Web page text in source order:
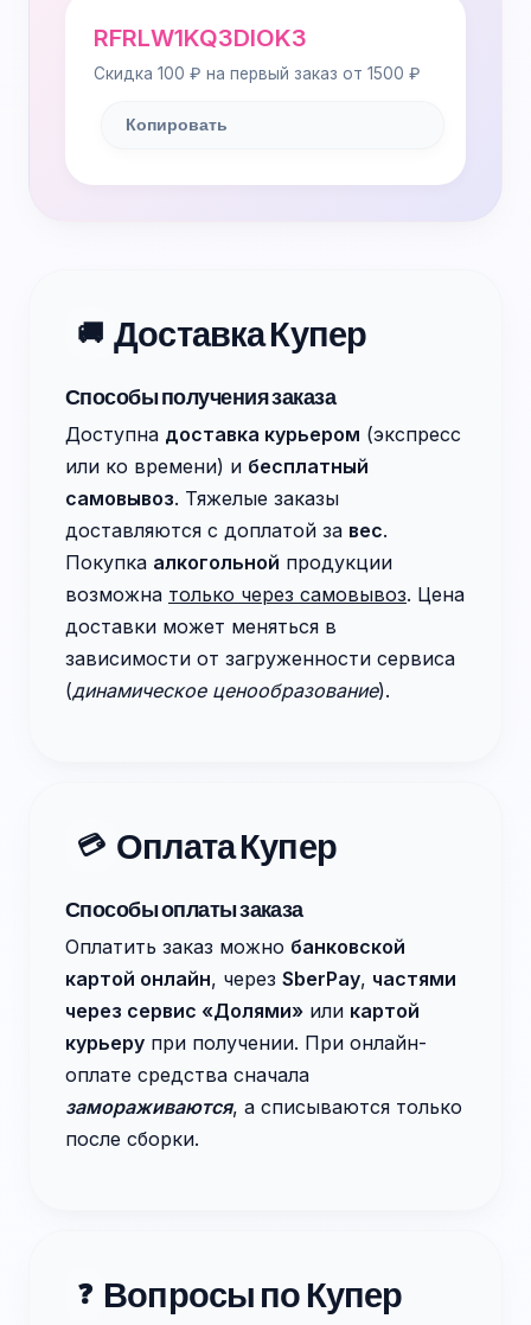
RFRLW1KQ3DIOK3
Скидка 100 ₽ на первый заказ от 1500 ₽
Копировать
🚚 Доставка Купер
Способы получения заказа
Доступна доставка курьером (экспресс
или ко времени) и бесплатный
самовывоз. Тяжелые заказы
доставляются с доплатой за вес.
Покупка алкогольной продукции
возможна только через самовывоз. Цена
доставки может меняться в
зависимости от загруженности сервиса
(динамическое ценообразование).
💳 Оплата Купер
Способы оплаты заказа
Оплатить заказ можно банковской
картой онлайн, через SberPay, частями
через сервис «Долями» или картой
курьеру при получении. При онлайн-
оплате средства сначала
замораживаются, а списываются только
после сборки.
❓ Вопросы по Купер